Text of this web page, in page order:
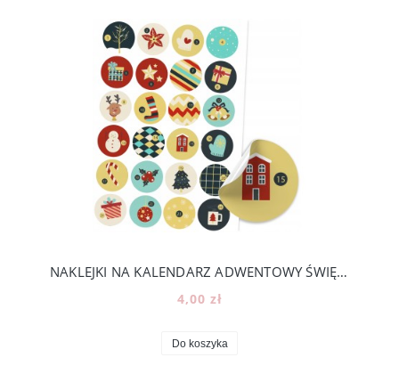
NAKLEJKI NA KALENDARZ ADWENTOWY ŚWIĘTA DIY - 24 KOLOROWE NUMERKI [15]
4,00 zł
Do koszyka